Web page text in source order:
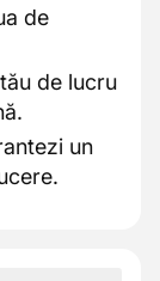
de
de lucru
un